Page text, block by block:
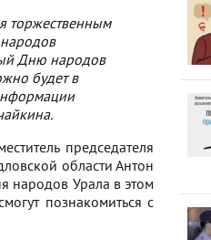
торжественным
Дню народов
будет в
председателя
области Антон
народов Урала в этом
познакомиться с